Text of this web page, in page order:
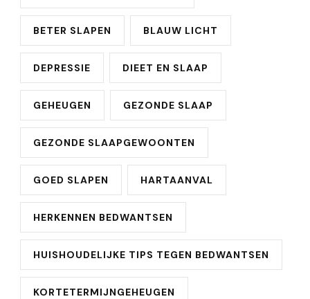
BETER SLAPEN BLAUW LICHT
DEPRESSIE DIEET EN SLAAP
GEHEUGEN GEZONDE SLAAP
GEZONDE SLAAPGEWOONTEN
GOED SLAPEN HARTAANVAL
HERKENNEN BEDWANTSEN
HUISHOUDELIJKE TIPS TEGEN BEDWANTSEN
KORTETERMIJNGEHEUGEN